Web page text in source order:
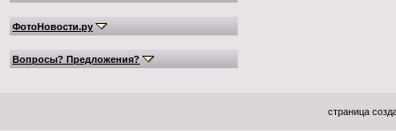
ФотоНовости.ру
Вопросы? Предложения?
страница